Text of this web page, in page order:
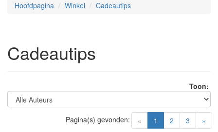
Hoofdpagina Winkel Cadeautips
Cadeautips
Toon:
« 1 (current)
2 3 »
Pagina(s) gevonden: